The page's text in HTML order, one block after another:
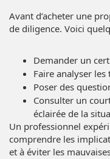
Avant d’acheter une
de diligence. Voici
Demander un
Faire analyser
Poser des
Consulter un
éclairée de la
Un professionnel
comprendre les
et à éviter les